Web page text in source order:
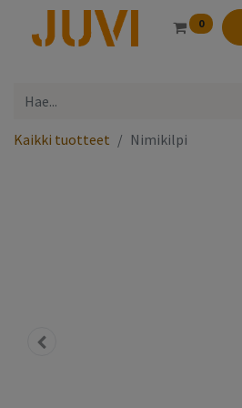
0
Kaikki tuotteet Nimikilpi